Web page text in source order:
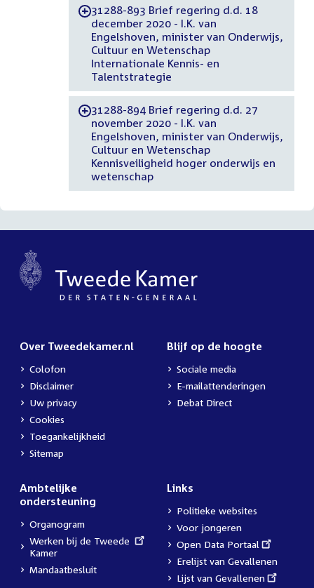
-31288-893 Brief regering d.d. 18
december 2020 - I.K. van
Engelshoven, minister van Onderwijs,
Cultuur en Wetenschap
Internationale Kennis- en
Talentstrategie
-31288-894 Brief regering d.d. 27
november 2020 - I.K. van
Engelshoven, minister van Onderwijs,
Cultuur en Wetenschap
Kennisveiligheid hoger onderwijs en
wetenschap
Over Tweedekamer.nl
Colofon
Disclaimer
Uw privacy
Cookies
Toegankelijkheid
Sitemap
Blijf op de hoogte
Sociale media
E-mailattenderingen
Debat Direct
Ambtelijke
ondersteuning
Organogram
External
link:
Werken bij de Tweede
Kamer
Mandaatbesluit
Links
Politieke websites
Voor jongeren
External
link:
Open Data Portaal
Erelijst van Gevallenen
External
Lijst van Gevallenen